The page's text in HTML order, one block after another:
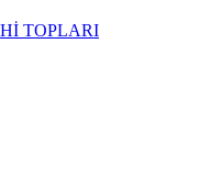
TOPLARI